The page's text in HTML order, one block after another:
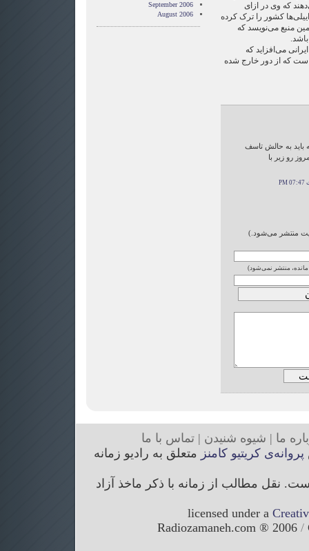
که وی در ازای
کشور را ترک کرده
منبع می‌نویسد که
می‌افزاید که
که از دور خارج شده
به حالش تاسف
رو زیر با
منتشر می‌شود.)
مانده، منتشر نمی‌شود)
September 2006
August 2006
ه ما | شیوه شنیدن |تماس با ما
پروانه‌ی کریتیو کامنز متعلق به رادیو زمانه
نقل مطالب از زمانه با ذکر ماخذ آزاد
licensed under a
/